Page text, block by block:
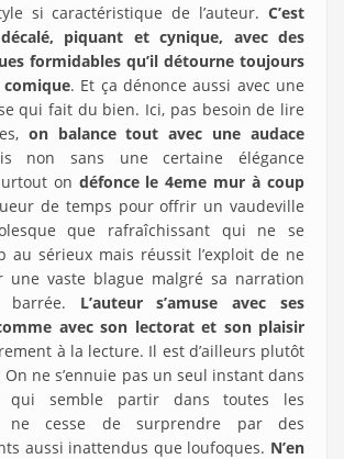
si caractéristique de l’auteur. C’est
piquant et cynique, avec des
formidables qu’il détourne toujours
. Et ça dénonce aussi avec une
qui fait du bien. Ici, pas besoin de lire
on balance tout avec une audace
non sans une certaine élégance
on défonce le 4eme mur à coup
de temps pour offrir un vaudeville
que rafraîchissant qui ne se
au sérieux mais réussit l’exploit de ne
une vaste blague malgré sa narration
barrée. L’auteur s’amuse avec ses
avec son lectorat et son plaisir
à la lecture. Il est d’ailleurs plutôt
ne s’ennuie pas un seul instant dans
qui semble partir dans toutes les
ne cesse de surprendre par des
aussi inattendus que loufoques. N’en